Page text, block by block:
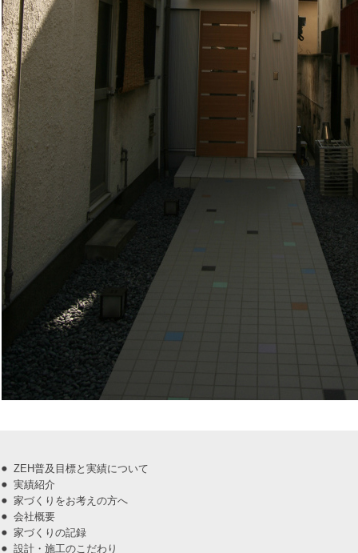
ZEH普及目標と実績について
実績紹介
家づくりをお考えの方へ
会社概要
家づくりの記録
設計・施工のこだわり